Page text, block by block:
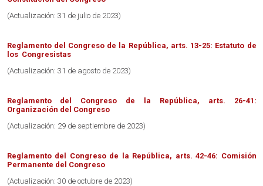
(Actualización: 31 de julio de 2023)
Reglamento del Congreso de la República, arts. 13-25: Estatuto de
los Congresistas
(Actualización: 31 de agosto de 2023)
Reglamento del Congreso de la República, arts. 26-41:
Organización del Congreso
(Actualización: 29 de septiembre de 2023)
Reglamento del Congreso de la República, arts. 42-46: Comisión
Permanente del Congreso
(Actualización: 30 de octubre de 2023)